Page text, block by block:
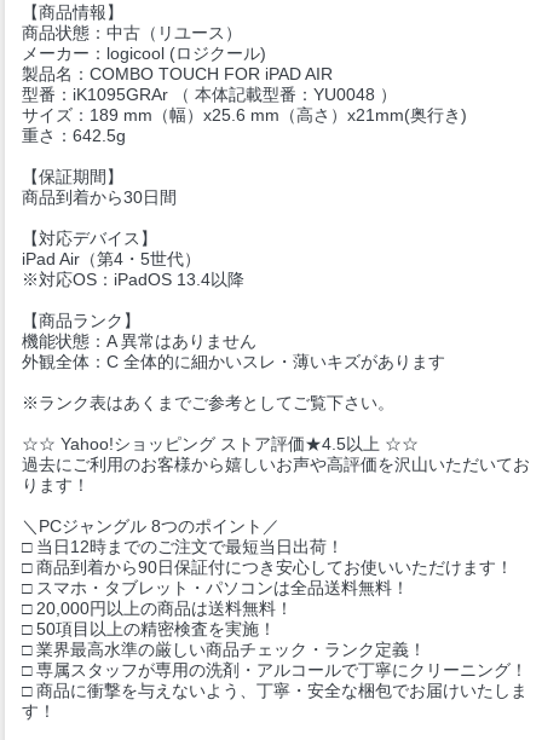
【商品情報】
商品状態：中古（リユース）
メーカー：logicool (ロジクール)
製品名：COMBO TOUCH FOR iPAD AIR
型番：iK1095GRAr （ 本体記載型番：YU0048 ）
サイズ：189 mm（幅）x25.6 mm（高さ）x21mm(奥行き)
重さ：642.5g
【保証期間】
商品到着から30日間
【対応デバイス】
iPad Air（第4・5世代）
※対応OS：iPadOS 13.4以降
【商品ランク】
機能状態：A 異常はありません
外観全体：C 全体的に細かいスレ・薄いキズがあります
※ランク表はあくまでご参考としてご覧下さい。
☆☆ Yahoo!ショッピング ストア評価★4.5以上 ☆☆
過去にご利用のお客様から嬉しいお声や高評価を沢山いただいてお
ります！
＼PCジャングル 8つのポイント／
□ 当日12時までのご注文で最短当日出荷！
□ 商品到着から90日保証付につき安心してお使いいただけます！
□ スマホ・タブレット・パソコンは全品送料無料！
□ 20,000円以上の商品は送料無料！
□ 50項目以上の精密検査を実施！
□ 業界最高水準の厳しい商品チェック・ランク定義！
□ 専属スタッフが専用の洗剤・アルコールで丁寧にクリーニング！
□ 商品に衝撃を与えないよう、丁寧・安全な梱包でお届けいたしま
す！